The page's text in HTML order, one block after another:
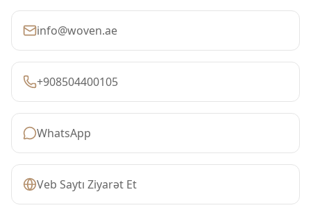
info@woven.ae
+908504400105
WhatsApp
Veb Saytı Ziyarət Et